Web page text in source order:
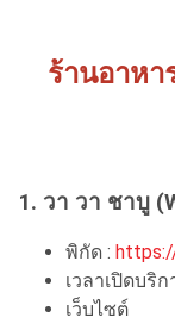
ร้านอาห
1. วา วา ชาบู
พิกัด :
เวลาเปิดบริก
เว็บไซต์